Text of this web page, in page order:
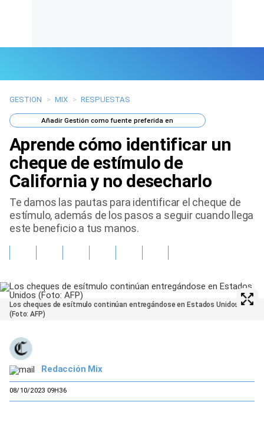
Últimas Noticias
Mi Bolsillo
Respuestas
Gente
Vida Laboral
Sports
GESTION > MIX > RESPUESTAS
AñadirGestión como fuente preferida en
Aprende cómo identificar un
cheque de estímulo de
California y no desecharlo
Te damos las pautas para identificar el cheque de
estímulo, además de los pasos a seguir cuando llega
este beneficio a tus manos.
Los cheques de esítmulo continúan entregándose en Estados Unidos
(Foto: AFP)
Redacción Mix
08/10/2023 09H36